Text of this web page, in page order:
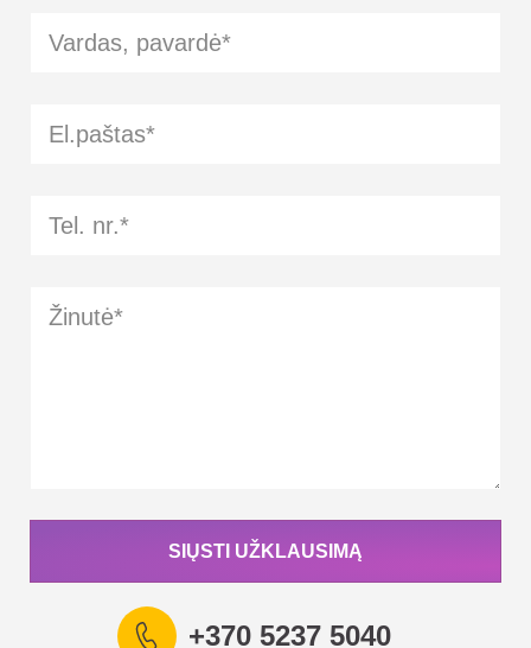
SIŲSTI UŽKLAUSIMĄ
+370 5237 5040